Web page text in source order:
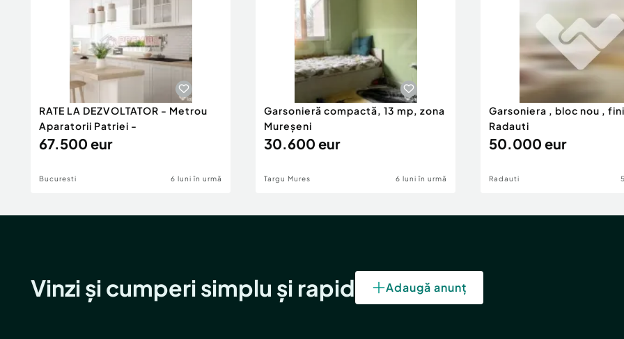
RATE LA DEZVOLTATOR - Metrou
Aparatorii Patriei -
67.500 eur
Bucuresti 6 luni în urmă
Garsonieră compactă, 13 mp, zona
Mureșeni
30.600 eur
Targu Mures 6 luni în urmă
Garsoniera , bloc nou ,
Radauti
50.000 eur
Radauti
Vinzi și cumperi simplu și rapid Adaugă anunț